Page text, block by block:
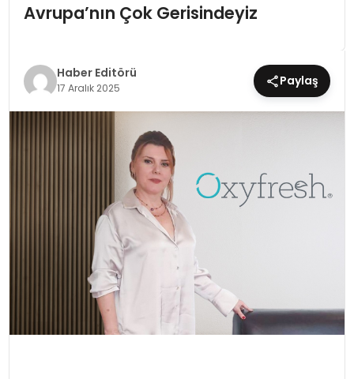
TEKNOLOJI
EĞITIM
MAGAZIN
Avrupa’nın Çok Gerisindeyiz
Haber Editörü
17 Aralık 2025 Paylaş